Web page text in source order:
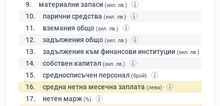
9. материални запаси (хил. лв.)
10. парични средства (хил. лв.)
11. вземания общо (хил. лв.)
12. задължения общо (хил. лв.)
13. задължения към финансови институции (хил. лв.)
14. собствен капитал (хил. лв.)
15. средносписъчен персонал (брой)
16. средна нетна месечна заплата (лева)
17. нетен марж (%)